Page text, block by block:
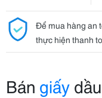
Để mua hàng an
thực hiện thanh
Bán giấy